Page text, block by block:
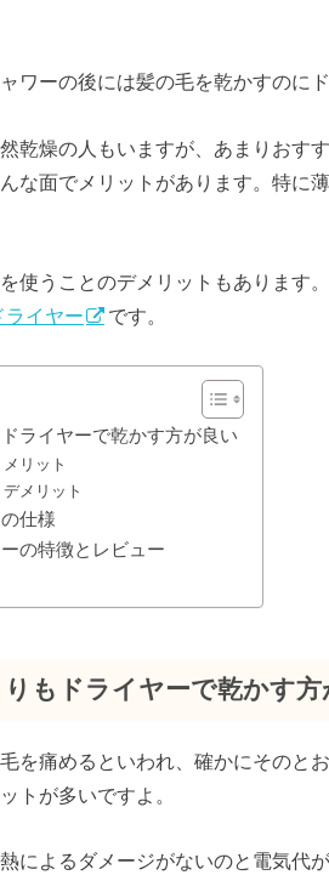
ワーの後には髪の毛を乾かすのに
乾燥の人もいますが、あまりおす
な面でメリットがあります。特に
使うことのデメリットもあります
イヤー
です。
ライヤーで乾かす方が良い
リット
メリット
仕様
の特徴とレビュー
もドライヤーで乾かす方
を痛めるといわれ、確かにそのと
トが多いですよ。
によるダメージがないのと電気代